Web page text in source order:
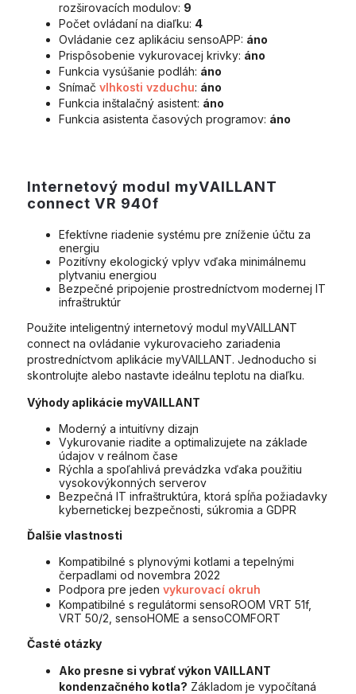
rozširovacích modulov: 9
Počet ovládaní na diaľku: 4
Ovládanie cez aplikáciu sensoAPP: áno
Prispôsobenie vykurovacej krivky: áno
Funkcia vysúšanie podláh: áno
Snímač vlhkosti vzduchu: áno
Funkcia inštalačný asistent: áno
Funkcia asistenta časových programov: áno
Internetový modul myVAILLANT
connect VR 940f
Efektívne riadenie systému pre zníženie účtu za
energiu
Pozitívny ekologický vplyv vďaka minimálnemu
plytvaniu energiou
Bezpečné pripojenie prostredníctvom modernej IT
infraštruktúr
Použite inteligentný internetový modul myVAILLANT
connect na ovládanie vykurovacieho zariadenia
prostredníctvom aplikácie myVAILLANT. Jednoducho si
skontrolujte alebo nastavte ideálnu teplotu na diaľku.
Výhody aplikácie myVAILLANT
Moderný a intuitívny dizajn
Vykurovanie riadite a optimalizujete na základe
údajov v reálnom čase
Rýchla a spoľahlivá prevádzka vďaka použitiu
vysokovýkonných serverov
Bezpečná IT infraštruktúra, ktorá spĺňa požiadavky
kybernetickej bezpečnosti, súkromia a GDPR
Ďalšie vlastnosti
Kompatibilné s plynovými kotlami a tepelnými
čerpadlami od novembra 2022
Podpora pre jeden vykurovací okruh
Kompatibilné s regulátormi sensoROOM VRT 51f,
VRT 50/2, sensoHOME a sensoCOMFORT
Časté otázky
Ako presne si vybrať výkon VAILLANT
kondenzačného kotla? Základom je vypočítaná